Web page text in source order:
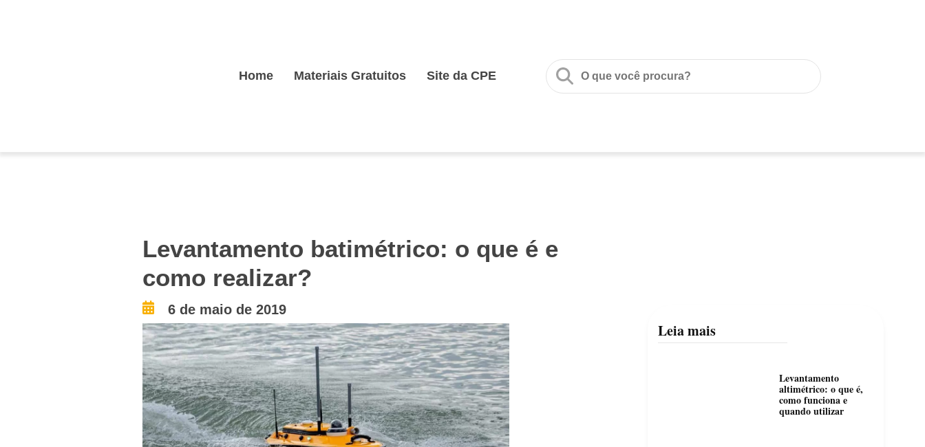
Home Materiais Gratuitos Site da CPE
Levantamento batimétrico: o que é e
como realizar?
6 de maio de 2019
Leia mais
Levantamento
altimétrico: o que é,
como funciona e
quando utilizar